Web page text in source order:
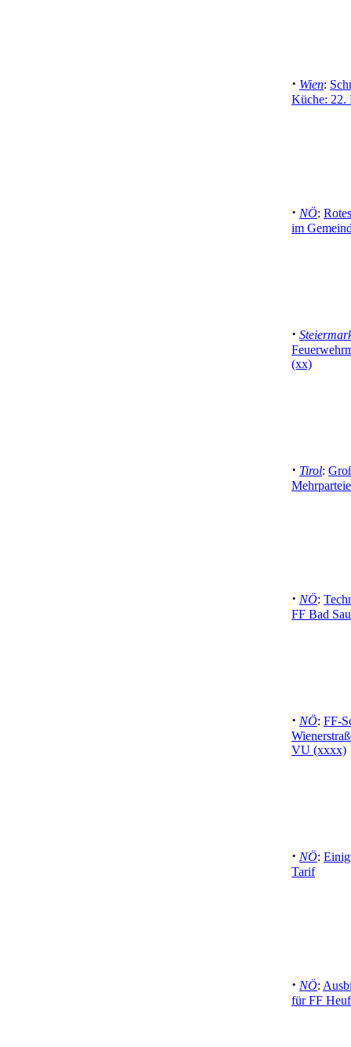
· Wien:
Küche: 22.
· NÖ:
im
·
(xx)
· Tirol:
· NÖ:
FF Bad
· NÖ: FF-
VU (xxxx)
· NÖ:
Tarif
· NÖ:
für FF